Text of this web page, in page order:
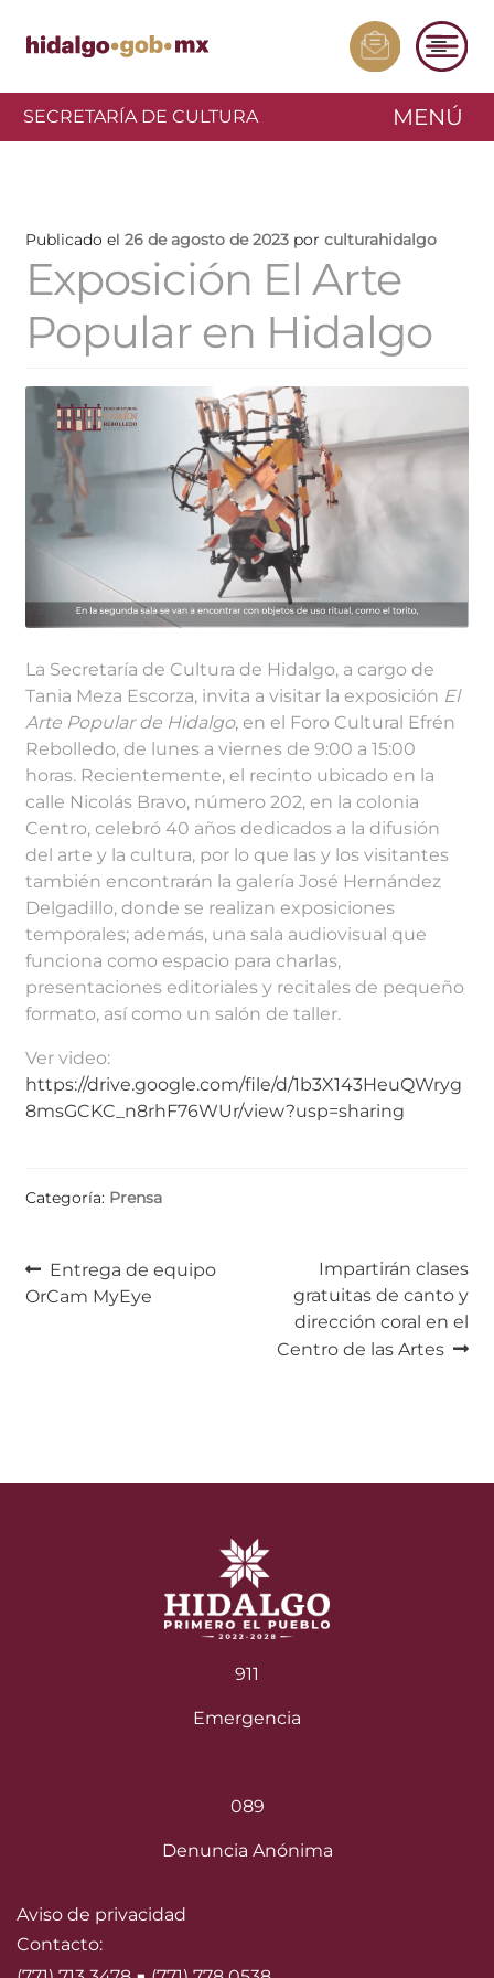
SECRETARÍA DE CULTURA MENÚ
Publicado el 26 de agosto de 2023 por culturahidalgo
Exposición El Arte
Popular en Hidalgo
La Secretaría de Cultura de Hidalgo, a cargo de
Tania Meza Escorza, invita a visitar la exposición El
Arte Popular de Hidalgo, en el Foro Cultural Efrén
Rebolledo, de lunes a viernes de 9:00 a 15:00
horas. Recientemente, el recinto ubicado en la
calle Nicolás Bravo, número 202, en la colonia
Centro, celebró 40 años dedicados a la difusión
del arte y la cultura, por lo que las y los visitantes
también encontrarán la galería José Hernández
Delgadillo, donde se realizan exposiciones
temporales; además, una sala audiovisual que
funciona como espacio para charlas,
presentaciones editoriales y recitales de pequeño
formato, así como un salón de taller.
Ver video:
https://drive.google.com/file/d/1b3X143HeuQWryg
8msGCKC_n8rhF76WUr/view?usp=sharing
Categoría: Prensa
Navegación
de
Anterior:
Entrega de equipo
OrCam MyEye
Siguiente:
Impartirán clases
gratuitas de canto y
dirección coral en el
Centro de las Artes
911
Emergencia
089
Denuncia Anónima
Aviso de privacidad
Contacto: